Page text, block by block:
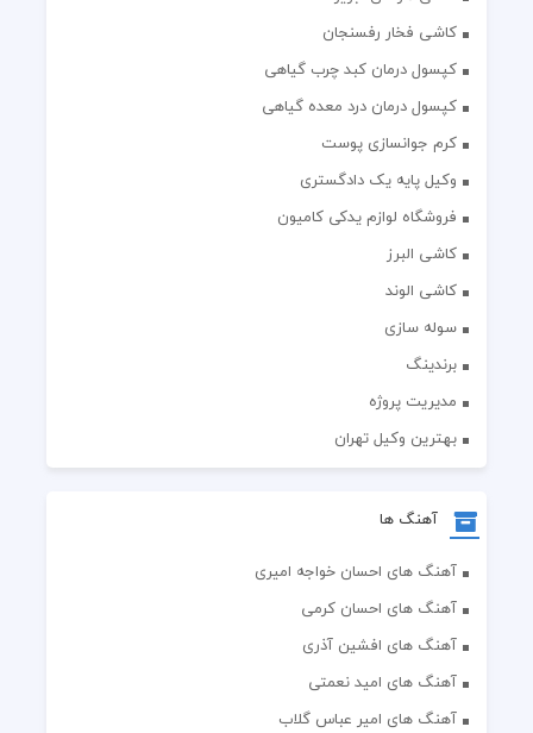
کاشی فخار رفسنجان
کپسول درمان کبد چرب گیاهی
کپسول درمان درد معده گیاهی
کرم جوانسازی پوست
وکیل پایه یک دادگستری
فروشگاه لوازم یدکی کامیون
کاشی البرز
کاشی الوند
سوله سازی
برندینگ
مدیریت پروژه
بهترین وکیل تهران
آهنگ ها
آهنگ های احسان خواجه امیری
آهنگ های احسان کرمی
آهنگ های افشین آذری
آهنگ های امید نعمتی
آهنگ های امیر عباس گلاب